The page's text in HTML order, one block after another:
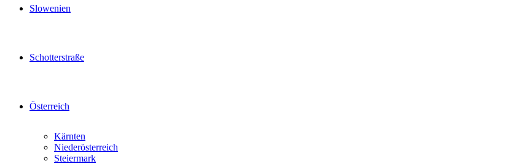
Slowenien
Schotterstraße
Österreich
Kärnten
Niederösterreich
Steiermark